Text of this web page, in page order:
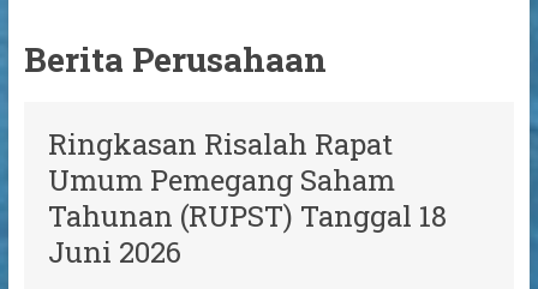
Berita Perusahaan
Ringkasan Risalah Rapat
Umum Pemegang Saham
Tahunan (RUPST) Tanggal 18
Juni 2026